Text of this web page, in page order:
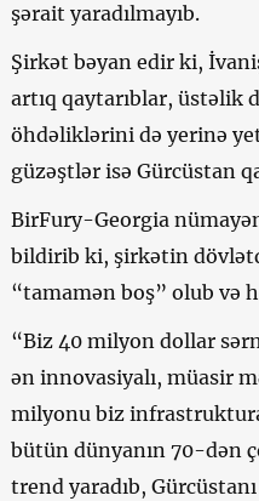
şərait yaradılmayıb.
Şirkət bəyan edir ki,
artıq qaytarıblar, üstəlik
öhdəliklərini də yerinə
güzəştlər isə Gürcüstan
BirFury-Georgia
bildirib ki, şirkətin
“tamamən boş” olub və
“Biz 40 milyon dollar
ən innovasiyalı, müasir
milyonu biz
bütün dünyanın 70-dən
trend yaradıb,